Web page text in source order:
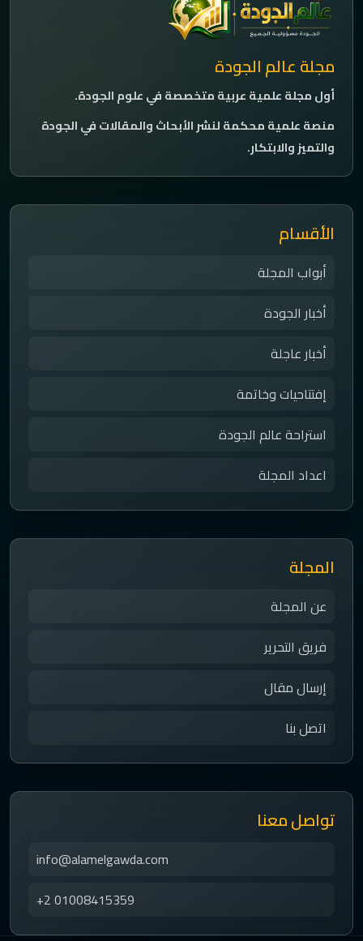
مجلة عالم الجودة
أول مجلة علمية عربية متخصصة في علوم الجودة.
منصة علمية محكمة لنشر الأبحاث والمقالات في الجودة
والتميز والابتكار.
الأقسام
أبواب المجلة
أخبار الجودة
أخبار عاجلة
إفتتاحيات وخاتمة
استراحة عالم الجودة
اعداد المجلة
المجلة
عن المجلة
فريق التحرير
إرسال مقال
اتصل بنا
تواصل معنا
info@alamelgawda.com
+2 01008415359